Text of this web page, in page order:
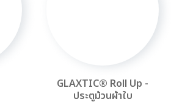
GLAXTIC® Roll Up -
ประตูม้วนผ้าใบ